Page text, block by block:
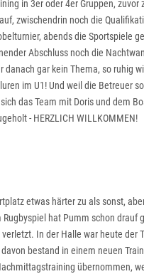
in 3er oder 4er Gruppen, zuvor
zwischendrin noch die
abends die Sportspiele
Abschluss noch die
danach gar kein Thema, so ruhig
im U1! Und weil die Betreuer
das Team mit Doris und dem
- HERZLICH WILLKOMMEN!
etwas härter zu als sonst,
Rugbyspiel hat Pumm schon drauf
In der Halle war heute der
bestand in einem neuen
übernommen,